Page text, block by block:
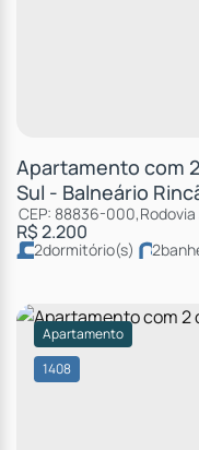
Apartamento com
Sul - Balneário
R$2.200
CEP: 88836-000,
2dormitório(s) 2
1408
Apartamento